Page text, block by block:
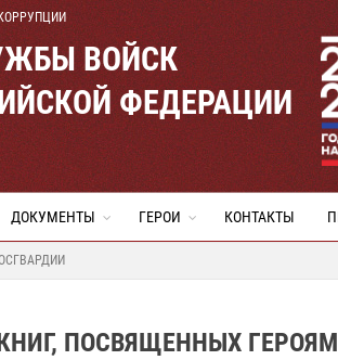
ВОЙСК
ФЕДЕРАЦИИ
ДОКУМЕНТЫ ГЕРОИ КОНТАКТЫ
ПОСВЯЩЕННЫХ ГЕРОЯМ